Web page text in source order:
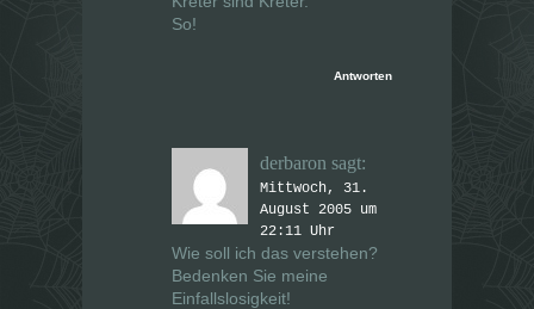
So!
Antworten
derbaron sagt:
Mittwoch, 31.
August 2005 um
22:11 Uhr
Wie soll ich das verstehen?
Bedenken Sie meine
Einfallslosigkeit!